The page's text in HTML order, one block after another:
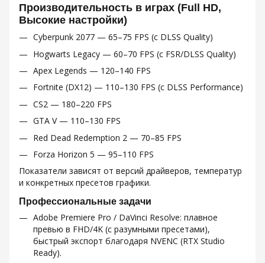
Производительность в играх (Full HD,
Высокие настройки)
Cyberpunk 2077 — 65–75 FPS (с DLSS Quality)
Hogwarts Legacy — 60–70 FPS (с FSR/DLSS Quality)
Apex Legends — 120–140 FPS
Fortnite (DX12) — 110–130 FPS (с DLSS Performance)
CS2 — 180–220 FPS
GTA V — 110–130 FPS
Red Dead Redemption 2 — 70–85 FPS
Forza Horizon 5 — 95–110 FPS
Показатели зависят от версий драйверов, температур
и конкретных пресетов графики.
Профессиональные задачи
Adobe Premiere Pro / DaVinci Resolve: плавное
превью в FHD/4K (с разумными пресетами),
быстрый экспорт благодаря NVENC (RTX Studio
Ready).